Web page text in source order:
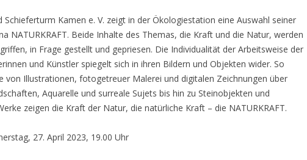
Schieferturm Kamen e. V. zeigt in der Ökologiestation eine Auswahl seiner
NATURKRAFT. Beide Inhalte des Themas, die Kraft und die Natur, werden
in Frage gestellt und gepriesen. Die Individualität der Arbeitsweise der
und Künstler spiegelt sich in ihren Bildern und Objekten wider. So
von Illustrationen, fotogetreuer Malerei und digitalen Zeichnungen über
Aquarelle und surreale Sujets bis hin zu Steinobjekten und
zeigen die Kraft der Natur, die natürliche Kraft – die NATURKRAFT.
27. April 2023, 19.00 Uhr